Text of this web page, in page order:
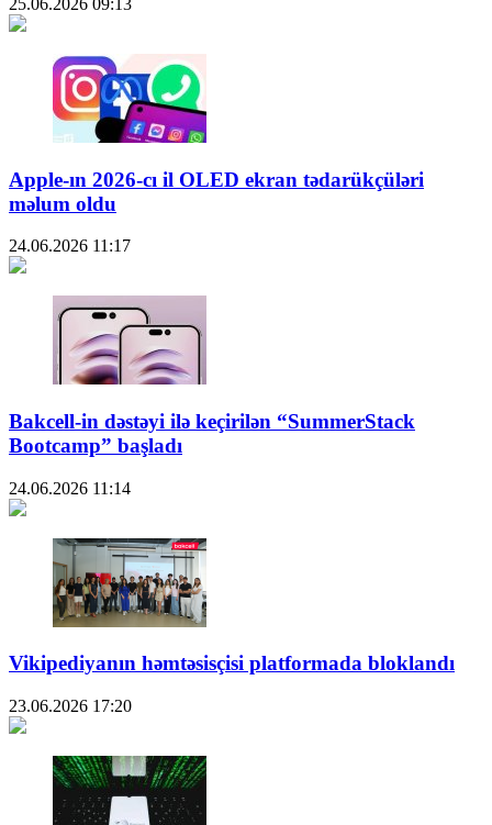
Apple-ın 2026-cı il OLED ekran tədarükçüləri
məlum oldu
24.06.2026 11:17
Bakcell-in dəstəyi ilə keçirilən “SummerStack
Bootcamp” başladı
24.06.2026 11:14
Vikipediyanın həmtəsisçisi platformada bloklandı
23.06.2026 17:20